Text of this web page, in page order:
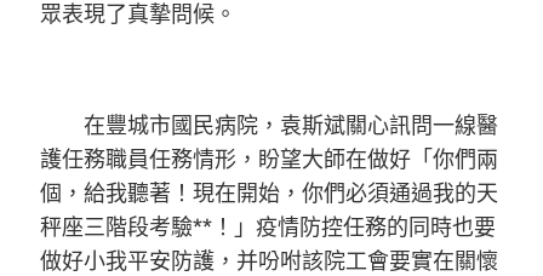
眾表現了真摯問候。
在豐城市國民病院，袁斯斌關心訊問一線醫
護任務職員任務情形，盼望大師在做好「你們兩
個，給我聽著！現在開始，你們必須通過我的天
秤座三階段考驗**！」疫情防控任務的同時也要
做好小我平安防護，并吩咐該院工會要實在關懷